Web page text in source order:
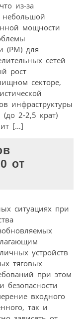
из-за
небольшой
мощности
(РМ) для
сетей
рост
секторе,
инфраструктуры
(до 2-2,5 крат)
[…]
от
ситуациях при
устройств
тяговых
при этом
безопасности
входного
так и